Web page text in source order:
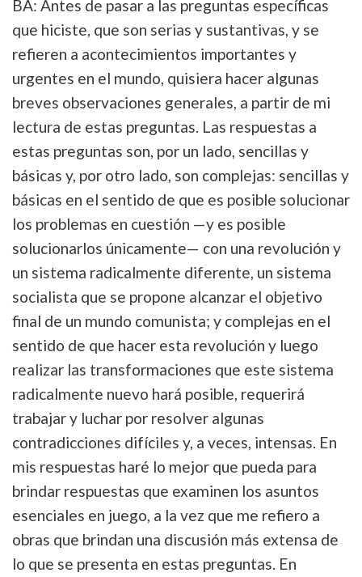
BA: Antes de pasar a las preguntas específicas
que hiciste, que son serias y sustantivas, y se
refieren a acontecimientos importantes y
urgentes en el mundo, quisiera hacer algunas
breves observaciones generales, a partir de mi
lectura de estas preguntas. Las respuestas a
estas preguntas son, por un lado, sencillas y
básicas y, por otro lado, son complejas: sencillas y
básicas en el sentido de que es posible solucionar
los problemas en cuestión —y es posible
solucionarlos únicamente— con una revolución y
un sistema radicalmente diferente, un sistema
socialista que se propone alcanzar el objetivo
final de un mundo comunista; y complejas en el
sentido de que hacer esta revolución y luego
realizar las transformaciones que este sistema
radicalmente nuevo hará posible, requerirá
trabajar y luchar por resolver algunas
contradicciones difíciles y, a veces, intensas. En
mis respuestas haré lo mejor que pueda para
brindar respuestas que examinen los asuntos
esenciales en juego, a la vez que me refiero a
obras que brindan una discusión más extensa de
lo que se presenta en estas preguntas. En